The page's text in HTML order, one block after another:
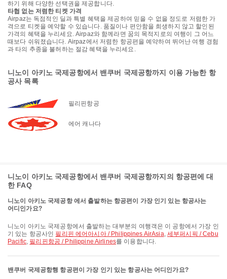
하기 위해 다양한 선택권을 제공합니다.
타협 없는 저렴한 티켓 가격
Airpaz는 독점적인 딜과 특별 혜택을 제공하여 믿을 수 없을 정도로 저렴한 가
격으로 티켓을 예약할 수 있습니다. 품질이나 편안함을 희생하지 않고 할인된
가격의 혜택을 누리세요. Airpaz와 함께라면 꿈의 목적지로의 여행이 그 어느
때보다 쉬워졌습니다. Airpaz에서 저렴한 항공편을 예약하여 뛰어난 여행 경험
과 타의 추종을 불허하는 절감 혜택을 누리세요.
니노이 아키노 국제공항에서 밴쿠버 국제공항까지 이용 가능한 항
공사 목록
필리핀항공
에어 캐나다
니노이 아키노 국제공항에서 밴쿠버 국제공항까지의 항공편에 대
한 FAQ
니노이 아키노 국제공항 에서 출발하는 항공편이 가장 인기 있는 항공사는
어디인가요?
니노이 아키노 국제공항에서 출발하는 대부분의 여행객은 이 공항에서 가장 인
기 있는 항공사인 필리핀 에어아시아 / Philippines AirAsia,세부퍼시픽 / Cebu
Pacific, 필리핀항공 / Philippine Airlines를 이용합니다.
밴쿠버 국제공항행 항공편이 가장 인기 있는 항공사는 어디인가요?